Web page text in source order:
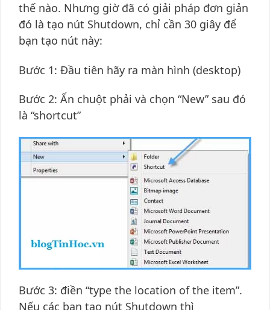
thế nào. Nhưng giờ đã có giải pháp đơn giản
đó là tạo nút Shutdown, chỉ cần 30 giây để
bạn tạo nút này:
Bước 1: Đầu tiên hãy ra màn hình (desktop)
Bước 2: Ấn chuột phải và chọn “New” sau đó
là “shortcut”
Bước 3: điền “type the location of the item”.
Nếu các bạn tạo nút Shutdown thì